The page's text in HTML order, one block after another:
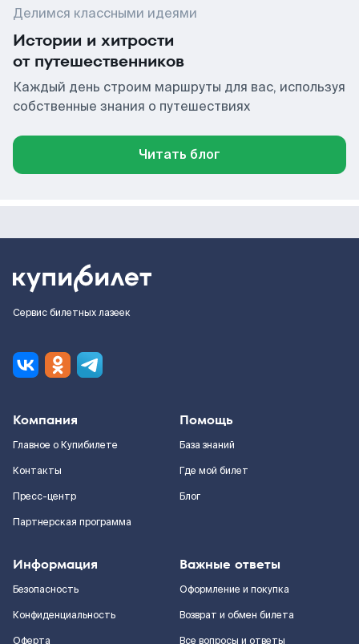
Делимся классными идеями
Истории и хитрости
от путешественников
Каждый день строим маршруты для вас, используя
собственные знания о путешествиях
Читать блог
Сервис билетных лазеек
Компания
Главное о Купибилете
Контакты
Пресс-центр
Партнерская программа
Помощь
База знаний
Где мой билет
Блог
Информация
Безопасность
Конфиденциальность
Оферта
Важные ответы
Оформление и покупка
Возврат и обмен билета
Все вопросы и ответы